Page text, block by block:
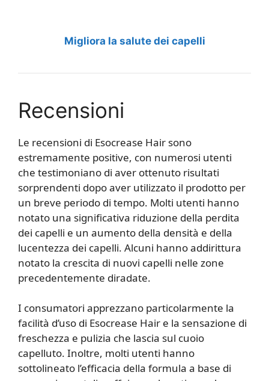
Migliora la salute dei capelli
Recensioni
Le recensioni di Esocrease Hair sono
estremamente positive, con numerosi utenti
che testimoniano di aver ottenuto risultati
sorprendenti dopo aver utilizzato il prodotto per
un breve periodo di tempo. Molti utenti hanno
notato una significativa riduzione della perdita
dei capelli e un aumento della densità e della
lucentezza dei capelli. Alcuni hanno addirittura
notato la crescita di nuovi capelli nelle zone
precedentemente diradate.
I consumatori apprezzano particolarmente la
facilità d’uso di Esocrease Hair e la sensazione di
freschezza e pulizia che lascia sul cuoio
capelluto. Inoltre, molti utenti hanno
sottolineato l’efficacia della formula a base di